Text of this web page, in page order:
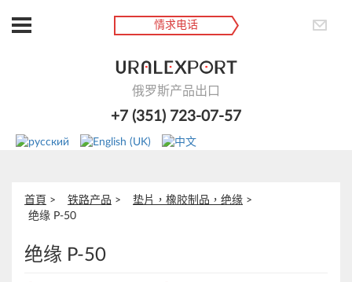
情求电话
俄罗斯产品出口
+7 (351) 723-07-57
首頁 铁路产品
垫片，橡胶制品，绝缘
绝缘 Р-50
绝缘 Р-50